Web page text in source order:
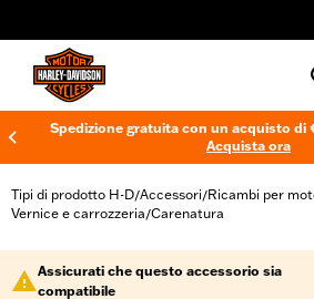
Spedizione gratuita con un acquisto di
Acquista ora
Tipi di prodotto H-D/Accessori/Ricambi per
Vernice e carrozzeria/Carenatura
Assicurati che questo accessorio sia
compatibile